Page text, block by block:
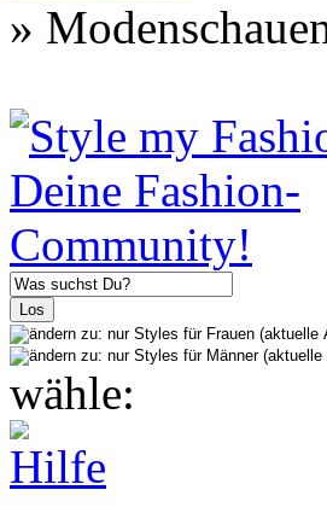
»
wähle: